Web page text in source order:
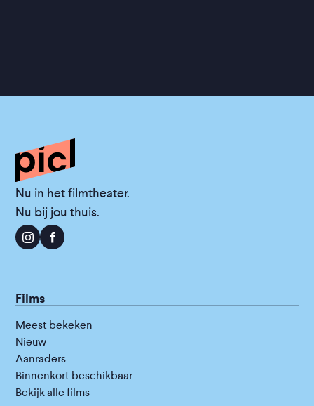
Nu in het filmtheater.
Nu bij jou thuis.
Films
Meest bekeken
Nieuw
Aanraders
Binnenkort beschikbaar
Bekijk alle films